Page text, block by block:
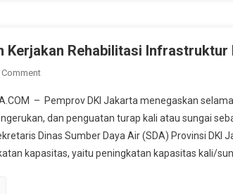
Kerjakan Rehabilitasi Infrastruktur
On
DKI
Rutin
Kerjakan
Rehabilitasi
– Pemprov DKI Jakarta menegaskan
dan penguatan turap kali atau sungai
Dinas Sumber Daya Air (SDA) Provinsi DKI
kapasitas, yaitu peningkatan kapasitas kali/